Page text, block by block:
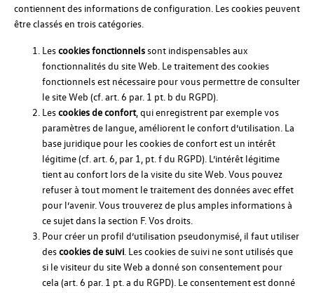
contiennent des informations de configuration. Les cookies peuvent
être classés en trois catégories.
Lescookies fonctionnelssont indispensables aux
fonctionnalités du site Web. Le traitement des cookies
fonctionnels est nécessaire pour vous permettre de consulter
le site Web (cf. art. 6 par. 1 pt. b du RGPD).
Lescookies de confort, qui enregistrent par exemple vos
paramètres de langue, améliorent le confort d’utilisation. La
base juridique pour les cookies de confort est un intérêt
légitime (cf. art. 6, par 1, pt. f du RGPD). L’intérêt légitime
tient au confort lors de la visite du site Web. Vous pouvez
refuser à tout moment le traitement des données avec effet
pour l’avenir. Vous trouverez de plus amples informations à
ce sujet dans la section F. Vos droits.
Pour créer un profil d’utilisation pseudonymisé, il faut utiliser
descookies de suivi . Les cookies de suivi ne sont utilisés que
si le visiteur du site Web a donné son consentement pour
cela (art. 6 par. 1 pt. a du RGPD). Le consentement est donné